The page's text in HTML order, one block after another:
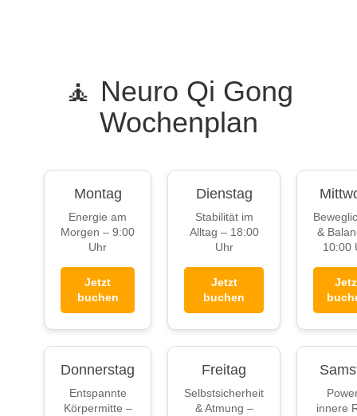
🧘 Neuro Qi Gong
Wochenplan
Montag
Energie am
Morgen – 9:00
Uhr
Jetzt
buchen
Dienstag
Stabilität im
Alltag – 18:00
Uhr
Jetzt
buchen
&
10:00
Donnerstag
Entspannte
Körpermitte –
Freitag
Selbstsicherheit
& Atmung –
innere